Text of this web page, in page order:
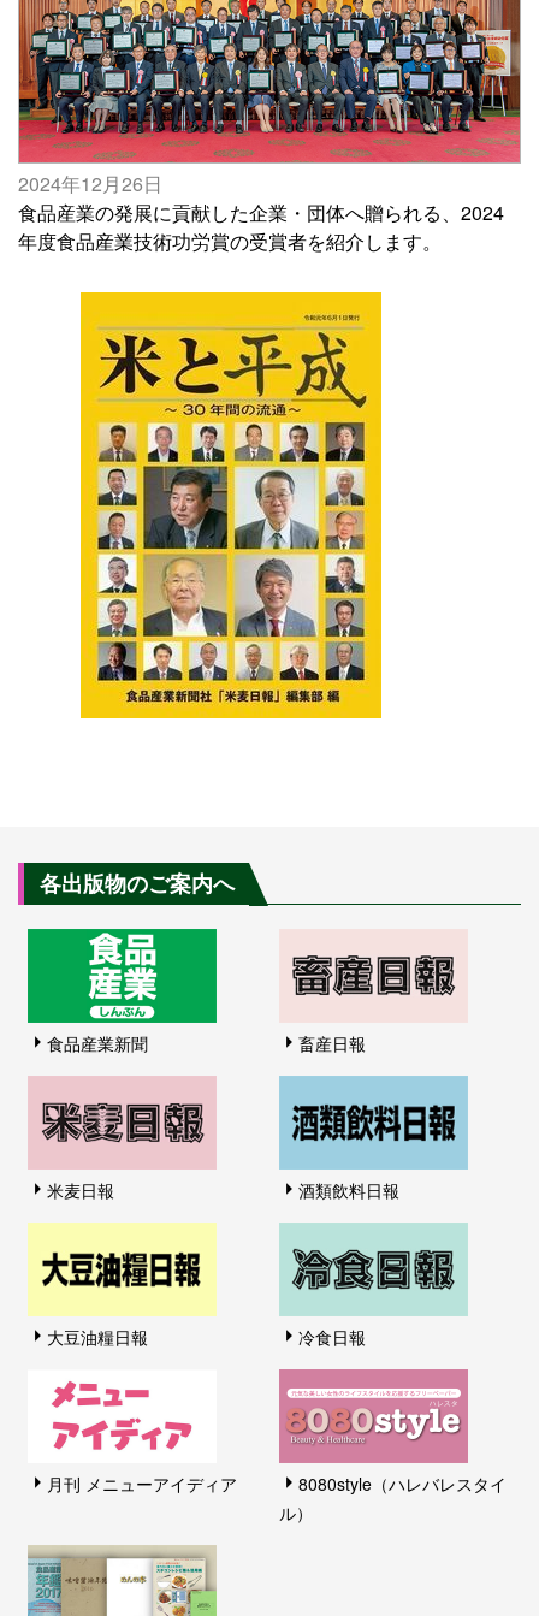
2024年12月26日
食品産業の発展に貢献した企業・団体へ贈られる、2024
年度食品産業技術功労賞の受賞者を紹介します。
各出版物のご案内へ
食品産業新聞 畜産日報
米麦日報 酒類飲料日報
大豆油糧日報 冷食日報
月刊 メニューアイディア
8080style（ハレバレスタイ
ル）